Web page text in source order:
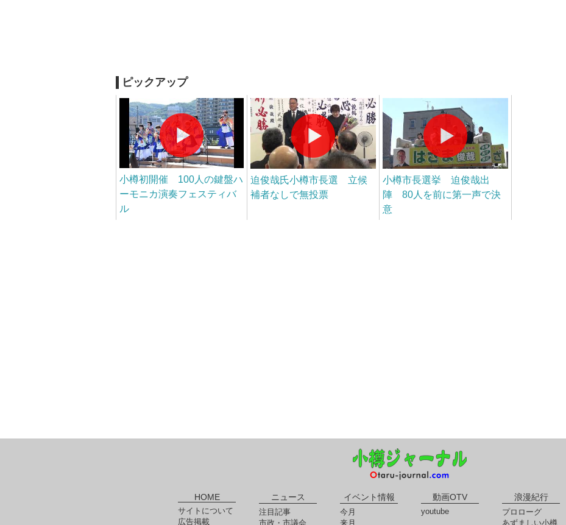
ピックアップ
小樽初開催 100人の鍵盤ハ
ーモニカ演奏フェスティバ
ル
迫俊哉氏小樽市長選 立候
補者なしで無投票
小樽市長選挙 迫俊哉出
陣 80人を前に第一声で決
意
HOME
サイトについて
広告掲載
ニュース
注目記事
市政・市議会
イベント情報
今月
来月
動画OTV
youtube
浪漫紀行
プロローグ
あずましい小樽